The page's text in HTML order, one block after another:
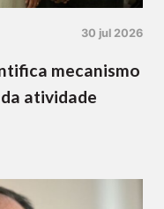
30 jul 2026
mecanismo
atividade